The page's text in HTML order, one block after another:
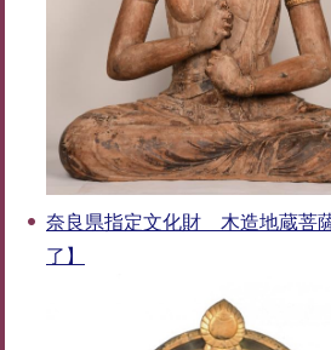
奈良県指定文化財 木造地蔵菩
了】